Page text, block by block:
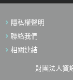
隱私權聲明
聯絡我們
相關連結
財團法人資